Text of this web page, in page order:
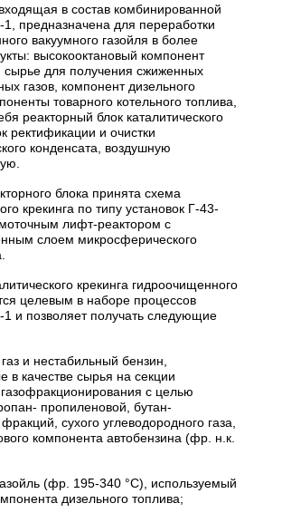
в состав комбинированной
1, предназначена для переработки
вакуумного газойля в более
высокооктановый компонент
сырье для получения сжиженных
газов, компонент дизельного
товарного котельного топлива,
реакторный блок каталитического
ректификации и очистки
конденсата, воздушную
блока принята схема
крекинга по типу установок Г-43-
лифт-реактором с
слоем микросферического
крекинга гидроочищенного
целевым в наборе процессов
1 и позволяет получать следующие
и нестабильный бензин,
в качестве сырья на секции
с целью
пропиленовой, бутан-
сухого углеводородного газа,
компонента автобензина (фр. н.к.
(фр. 195-340 °С), используемый
дизельного топлива;